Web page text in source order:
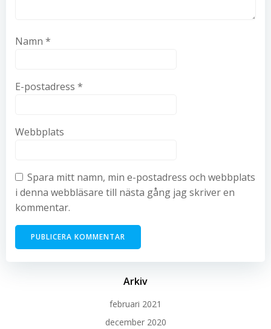
Namn *
E-postadress *
Webbplats
Spara mitt namn, min e-postadress och webbplats
i denna webbläsare till nästa gång jag skriver en
kommentar.
Arkiv
februari 2021
december 2020